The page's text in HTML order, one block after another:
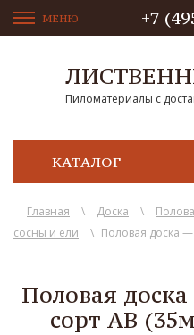
МЕНЮ +7
Пиломатериалы с
КАТАЛОГ
Главная \ Доска \
сосны и ели
\ Половая доска —
Половая
сорт АВ